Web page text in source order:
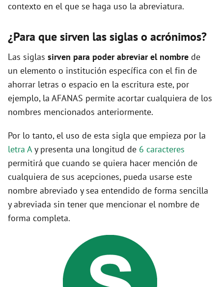
contexto en el que se haga uso la abreviatura.
¿Para que sirven las siglas o acrónimos?
Las siglas sirven para poder abreviar el nombre de
un elemento o institución específica con el fin de
ahorrar letras o espacio en la escritura este, por
ejemplo, la AFANAS permite acortar cualquiera de los
nombres mencionados anteriormente.
Por lo tanto, el uso de esta sigla que empieza por la
letra Ay presenta una longitud de 6 caracteres
permitirá que cuando se quiera hacer mención de
cualquiera de sus acepciones, pueda usarse este
nombre abreviado y sea entendido de forma sencilla
y abreviada sin tener que mencionar el nombre de
forma completa.